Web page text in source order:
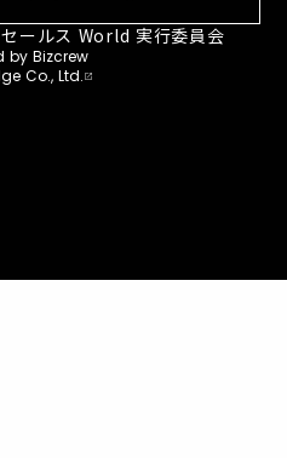
ールス World 実行委員会
by Bizcrew
Co., Ltd. open_in_new